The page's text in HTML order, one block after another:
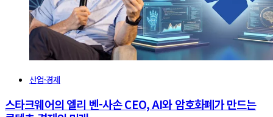
산업·경제
스타크웨어의 엘리 벤-사손 CEO, AI와 암호화폐가 만드는